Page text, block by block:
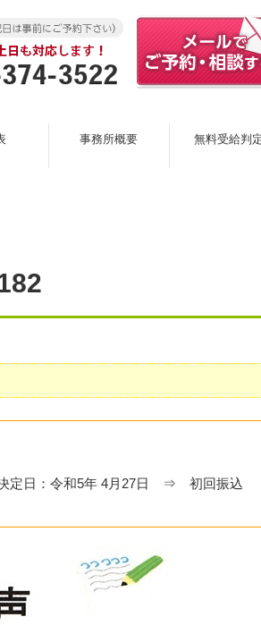
事務所概要 無料受給判
定日：令和5年 4月27日 ⇒ 初回振込